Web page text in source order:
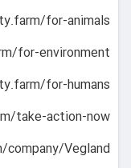
for-animals/
for-environment/
for-humans/
take-action-now/
Vegland/